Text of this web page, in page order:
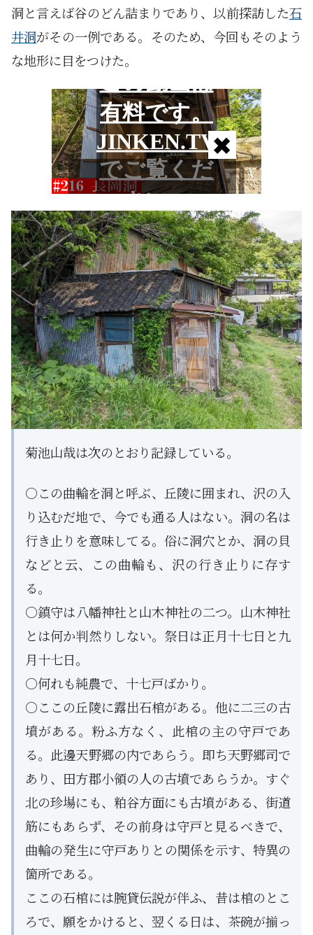
洞と言えば谷のどん詰まりであり、以前探訪した石
井洞がその一例である。そのため、今回もそのよう
な地形に目をつけた。
菊池山哉は次のとおり記録している。
○この曲輪を洞と呼ぶ、丘陵に囲まれ、沢の入
り込むだ地で、今でも通る人はない。洞の名は
行き止りを意味してる。俗に洞穴とか、洞の貝
などと云、この曲輪も、沢の行き止りに存す
る。
○鎮守は八幡神社と山木神社の二つ。山木神社
とは何か判然りしない。祭日は正月十七日と九
月十七日。
○何れも純農で、十七戸ばかり。
○ここの丘陵に露出石棺がある。他に二三の古
墳がある。粉ふ方なく、此棺の主の守戸であ
る。此邊天野郷の内であらう。即ち天野郷司で
あり、田方郡小領の人の古墳であらうか。すぐ
北の珍場にも、粕谷方面にも古墳がある、街道
筋にもあらず、その前身は守戸と見るべきで、
曲輪の発生に守戸ありとの関係を示す、特異の
箇所である。
ここの石棺には腕貸伝説が伴ふ、昔は棺のとこ
ろで、願をかけると、翌くる日は、茶碗が揃っ